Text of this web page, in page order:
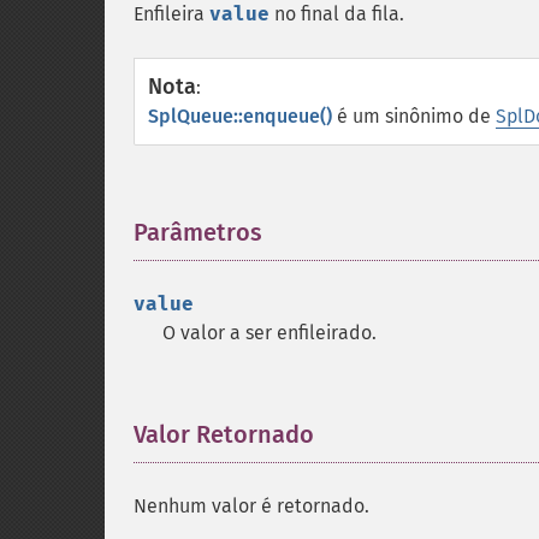
Enfileira value no final da fila.
Nota:
SplQueue::enqueue() é um sinônimo de
Parâmetros
value
O valor a ser enfileirado.
Valor Retornado
Nenhum valor é retornado.